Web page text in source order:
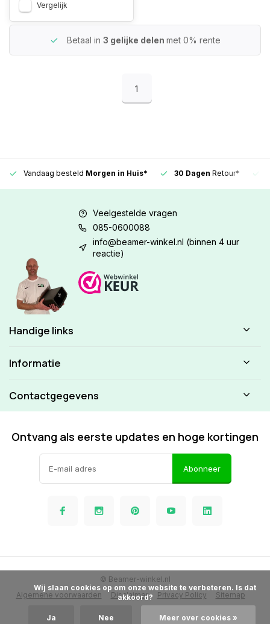
Vergelijk
Betaal in 3 gelijke delen met 0% rente
1
Vandaag besteld Morgen in Huis* 30 Dagen Retour*
Veelgestelde vragen
085-0600088
info@beamer-winkel.nl (binnen 4 uur
reactie)
Handige links
Informatie
Contactgegevens
Ontvang als eerste updates en hoge kortingen
Abonneer
Algemene voorwaarden Disclaimer Privacy Policy Sitemap
© Beamer-winkel.nl
akkoord?
Ja Nee Meer over cookies »